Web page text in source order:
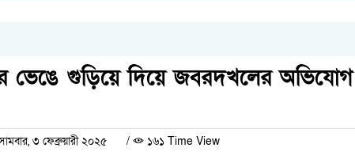
ভেঙে গুড়িয়ে দিয়ে জবরদখলের অভিযোগ
৩ ফেব্রুয়ারী ২০২৫ / ১৬১ Time View